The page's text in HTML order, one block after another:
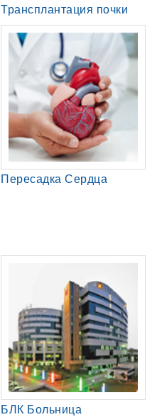
Трансплантация почки
Пересадка Сердца
БЛК Больница